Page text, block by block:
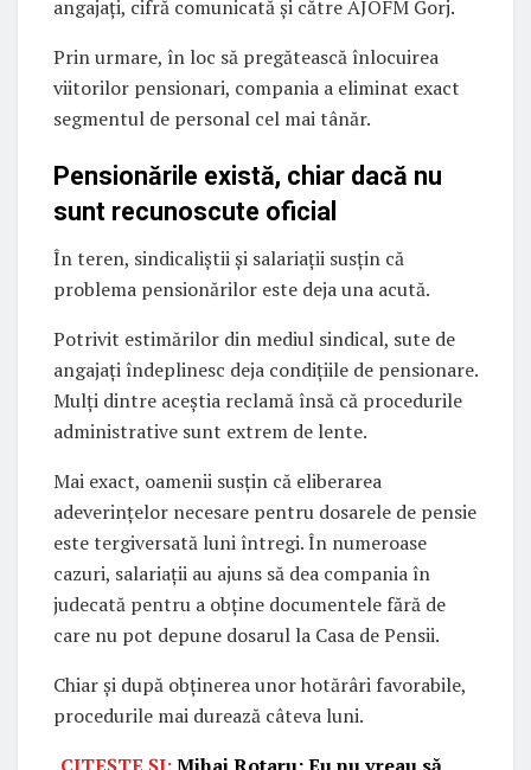
angajați, cifră comunicată și către AJOFM Gorj.
Prin urmare, în loc să pregătească înlocuirea
viitorilor pensionari, compania a eliminat exact
segmentul de personal cel mai tânăr.
Pensionările există, chiar dacă nu
sunt recunoscute oficial
În teren, sindicaliștii și salariații susțin că
problema pensionărilor este deja una acută.
Potrivit estimărilor din mediul sindical, sute de
angajați îndeplinesc deja condițiile de pensionare.
Mulți dintre aceștia reclamă însă că procedurile
administrative sunt extrem de lente.
Mai exact, oamenii susțin că eliberarea
adeverințelor necesare pentru dosarele de pensie
este tergiversată luni întregi. În numeroase
cazuri, salariații au ajuns să dea compania în
judecată pentru a obține documentele fără de
care nu pot depune dosarul la Casa de Pensii.
Chiar și după obținerea unor hotărâri favorabile,
procedurile mai durează câteva luni.